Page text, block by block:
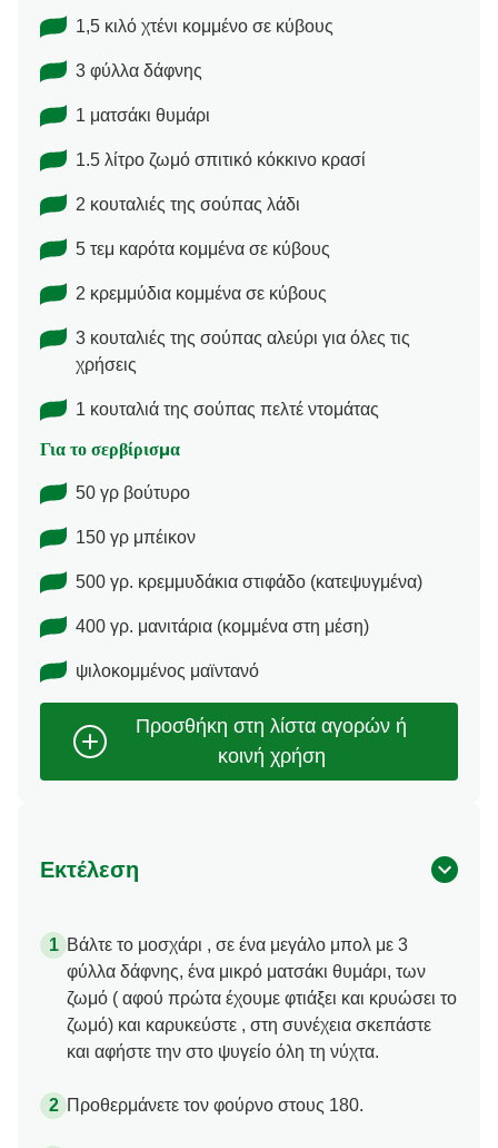
1,5 κιλό χτένι κομμένο σε κύβους
3 φύλλα δάφνης
1 ματσάκι θυμάρι
1.5 λίτρο ζωμό σπιτικό κόκκινο κρασί
2 κουταλιές της σούπας λάδι
5 τεμ καρότα κομμένα σε κύβους
2 κρεμμύδια κομμένα σε κύβους
3 κουταλιές της σούπας αλεύρι για όλες τις
χρήσεις
1 κουταλιά της σούπας πελτέ ντομάτας
Για το σερβίρισμα
50 γρ βούτυρο
150 γρ μπέικον
500 γρ. κρεμμυδάκια στιφάδο (κατεψυγμένα)
400 γρ. μανιτάρια (κομμένα στη μέση)
ψιλοκομμένος μαϊντανό
Εκτέλεση
Βάλτε το μοσχάρι , σε ένα μεγάλο μπολ με 3
φύλλα δάφνης, ένα μικρό ματσάκι θυμάρι, των
ζωμό ( αφού πρώτα έχουμε φτιάξει και κρυώσει το
ζωμό) και καρυκεύστε , στη συνέχεια σκεπάστε
και αφήστε την στο ψυγείο όλη τη νύχτα.
Προθερμάνετε τον φούρνο στους 180.